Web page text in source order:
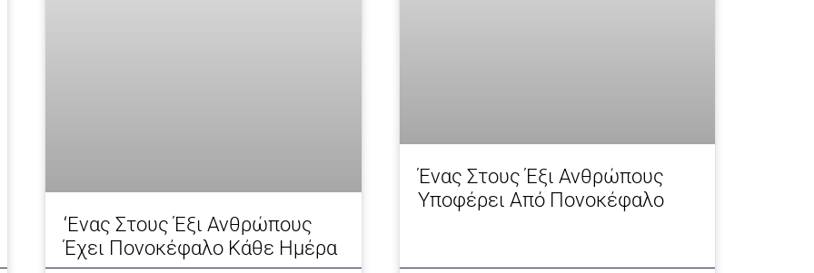
‘Eνας Στους Έξι Ανθρώπους
Έχει Πονοκέφαλο Κάθε Ημέρα
Ένας Στους Έξι Ανθρώπους
Υποφέρει Από Πονοκέφαλο